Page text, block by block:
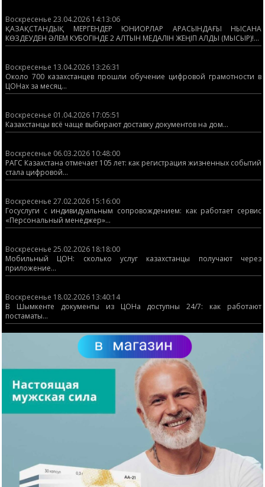
Воскресенье 23.04.2026 14:13:06
ҚАЗАҚСТАНДЫҚ МЕРГЕНДЕР ЮНИОРЛАР АРАСЫНДАҒЫ НЫСАНА
КӨЗДЕУДЕН ӘЛЕМ КУБОГІНДЕ 2 АЛТЫН МЕДАЛІН ЖЕҢІП АЛДЫ (МЫСЫР)!...
Воскресенье 13.04.2026 13:26:31
Около 700 казахстанцев прошли обучение цифровой грамотности в
ЦОНах за месяц...
Воскресенье 01.04.2026 17:05:51
Казахстанцы всё чаще выбирают доставку документов на дом...
Воскресенье 06.03.2026 10:48:00
РАГС Казахстана отмечает 105 лет: как регистрация жизненных событий
стала цифровой...
Воскресенье 27.02.2026 15:16:00
Госуслуги с индивидуальным сопровождением: как работает сервис
«Персональный менеджер»...
Воскресенье 25.02.2026 18:18:00
Мобильный ЦОН: сколько услуг казахстанцы получают через
приложение...
Воскресенье 18.02.2026 13:40:14
В Шымкенте документы из ЦОНа доступны 24/7: как работают
постаматы...